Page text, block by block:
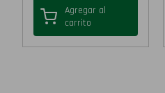
Agregar al
carrito